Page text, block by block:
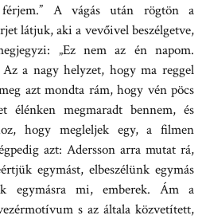
A vágás után rögtön a
látjuk, aki a vevőivel beszélgetve,
„Ez nem az én napom.
Az a nagy helyzet, hogy ma reggel
azt mondta rám, hogy vén pöcs
élénken megmaradt bennem, és
hogy megleljek egy, a filmen
azt: Adersson arra mutat rá,
egymást, elbeszélünk egymás
egymásra mi, emberek. Ám a
s az általa közvetített,